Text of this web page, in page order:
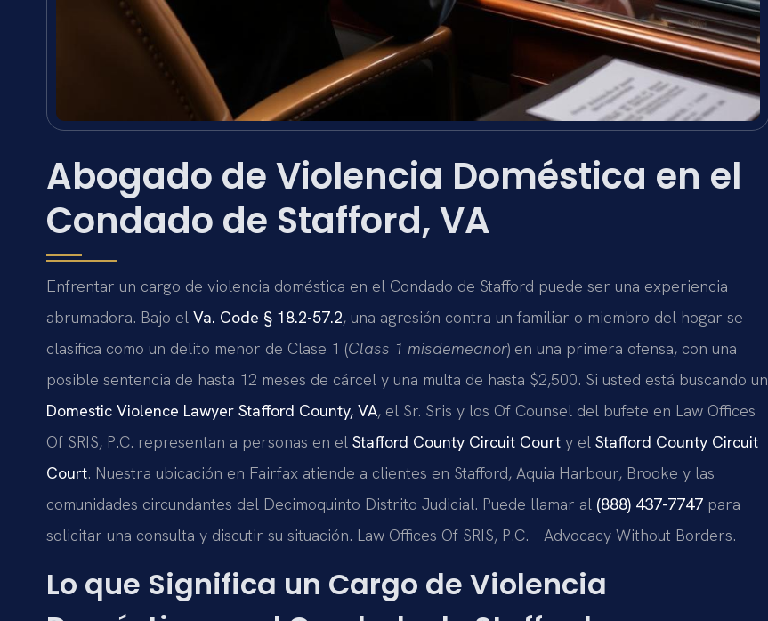
Abogado de Violencia Doméstica en el
Condado de Stafford, VA
Enfrentar un cargo de violencia doméstica en el Condado de Stafford puede ser una experiencia
abrumadora. Bajo el Va. Code § 18.2-57.2, una agresión contra un familiar o miembro del hogar se
clasifica como un delito menor de Clase 1 (Class 1 misdemeanor) en una primera ofensa, con una
posible sentencia de hasta 12 meses de cárcel y una multa de hasta $2,500. Si usted está buscando un
Domestic Violence Lawyer Stafford County, VA, el Sr. Sris y los Of Counsel del bufete en Law Offices
Of SRIS, P.C. representan a personas en el Stafford County Circuit Court y el Stafford County Circuit
Court. Nuestra ubicación en Fairfax atiende a clientes en Stafford, Aquia Harbour, Brooke y las
comunidades circundantes del Decimoquinto Distrito Judicial. Puede llamar al (888) 437-7747 para
solicitar una consulta y discutir su situación. Law Offices Of SRIS, P.C. – Advocacy Without Borders.
Lo que Significa un Cargo de Violencia